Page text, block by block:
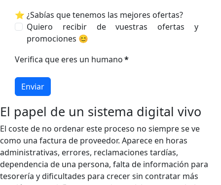
⭐ ¿Sabías que tenemos las mejores ofertas?
Quiero recibir de vuestras ofertas y
promociones 😊
Verifica que eres un humano*
Enviar
El papel de un sistema digital vivo
El coste de no ordenar este proceso no siempre se ve
como una factura de proveedor. Aparece en horas
administrativas, errores, reclamaciones tardías,
dependencia de una persona, falta de información para
tesorería y dificultades para crecer sin contratar más